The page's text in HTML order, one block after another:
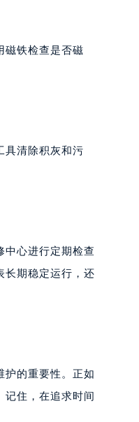
磁铁检查是否磁
具清除积灰和污
中心进行定期检查
长期稳定运行，还
护的重要性。正如
记住，在追求时间